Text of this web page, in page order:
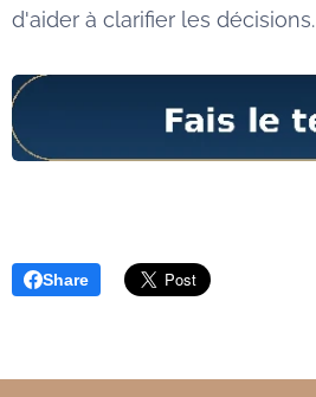
d'aider à clarifier les décisions.
Share